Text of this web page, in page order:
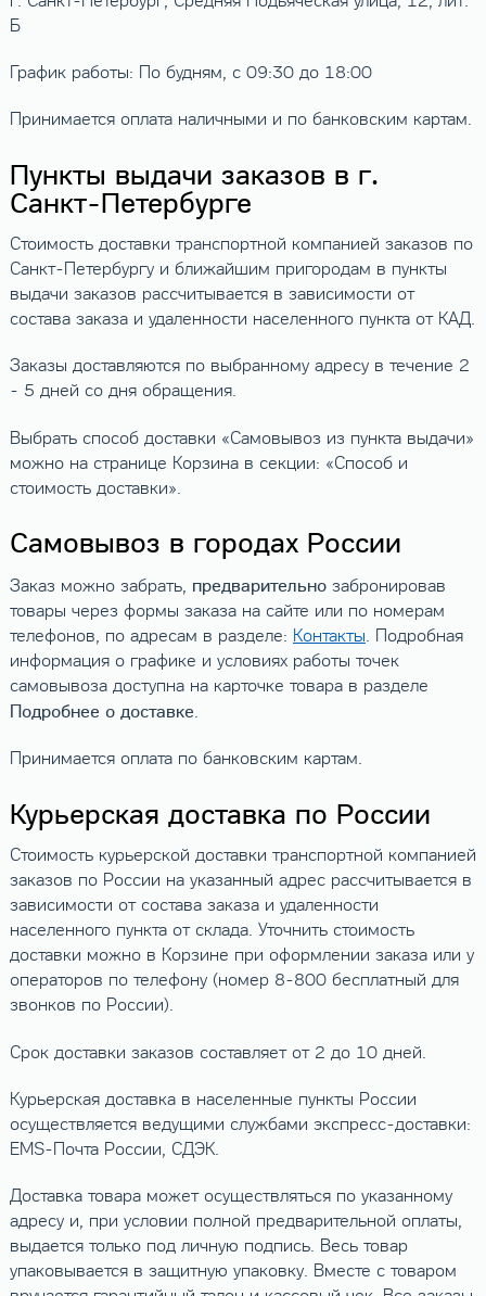
Б
График работы: По будням, с 09:30 до 18:00
Принимается оплата наличными и по банковским картам.
Пункты выдачи заказов в г.
Санкт-Петербурге
Стоимость доставки транспортной компанией заказов по
Санкт-Петербургу и ближайшим пригородам в пункты
выдачи заказов рассчитывается в зависимости от
состава заказа и удаленности населенного пункта от КАД.
Заказы доставляются по выбранному адресу в течение 2
- 5 дней со дня обращения.
Выбрать способ доставки «Самовывоз из пункта выдачи»
можно на странице Корзина в секции: «Способ и
стоимость доставки».
Самовывоз в городах России
Заказ можно забрать, предварительнозабронировав
товары через формы заказа на сайте или по номерам
телефонов, по адресам в разделе: Контакты. Подробная
информация о графике и условиях работы точек
самовывоза доступна на карточке товара в разделе
Подробнее о доставке.
Принимается оплата по банковским картам.
Курьерская доставка по России
Стоимость курьерской доставки транспортной компанией
заказов по России на указанный адрес рассчитывается в
зависимости от состава заказа и удаленности
населенного пункта от склада. Уточнить стоимость
доставки можно в Корзине при оформлении заказа или у
операторов по телефону (номер 8-800 бесплатный для
звонков по России).
Срок доставки заказов составляет от 2 до 10 дней.
Курьерская доставка в населенные пункты России
осуществляется ведущими службами экспресс-доставки:
EMS-Почта России, СДЭК.
Доставка товара может осуществляться по указанному
адресу и, при условии полной предварительной оплаты,
выдается только под личную подпись. Весь товар
упаковывается в защитную упаковку. Вместе с товаром